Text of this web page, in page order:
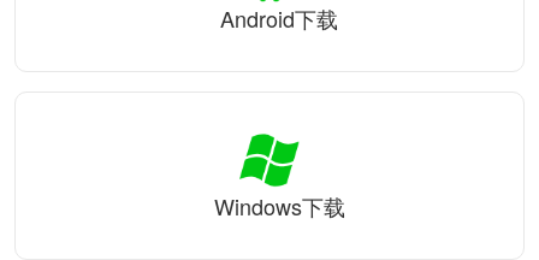
Android下载
Windows下载